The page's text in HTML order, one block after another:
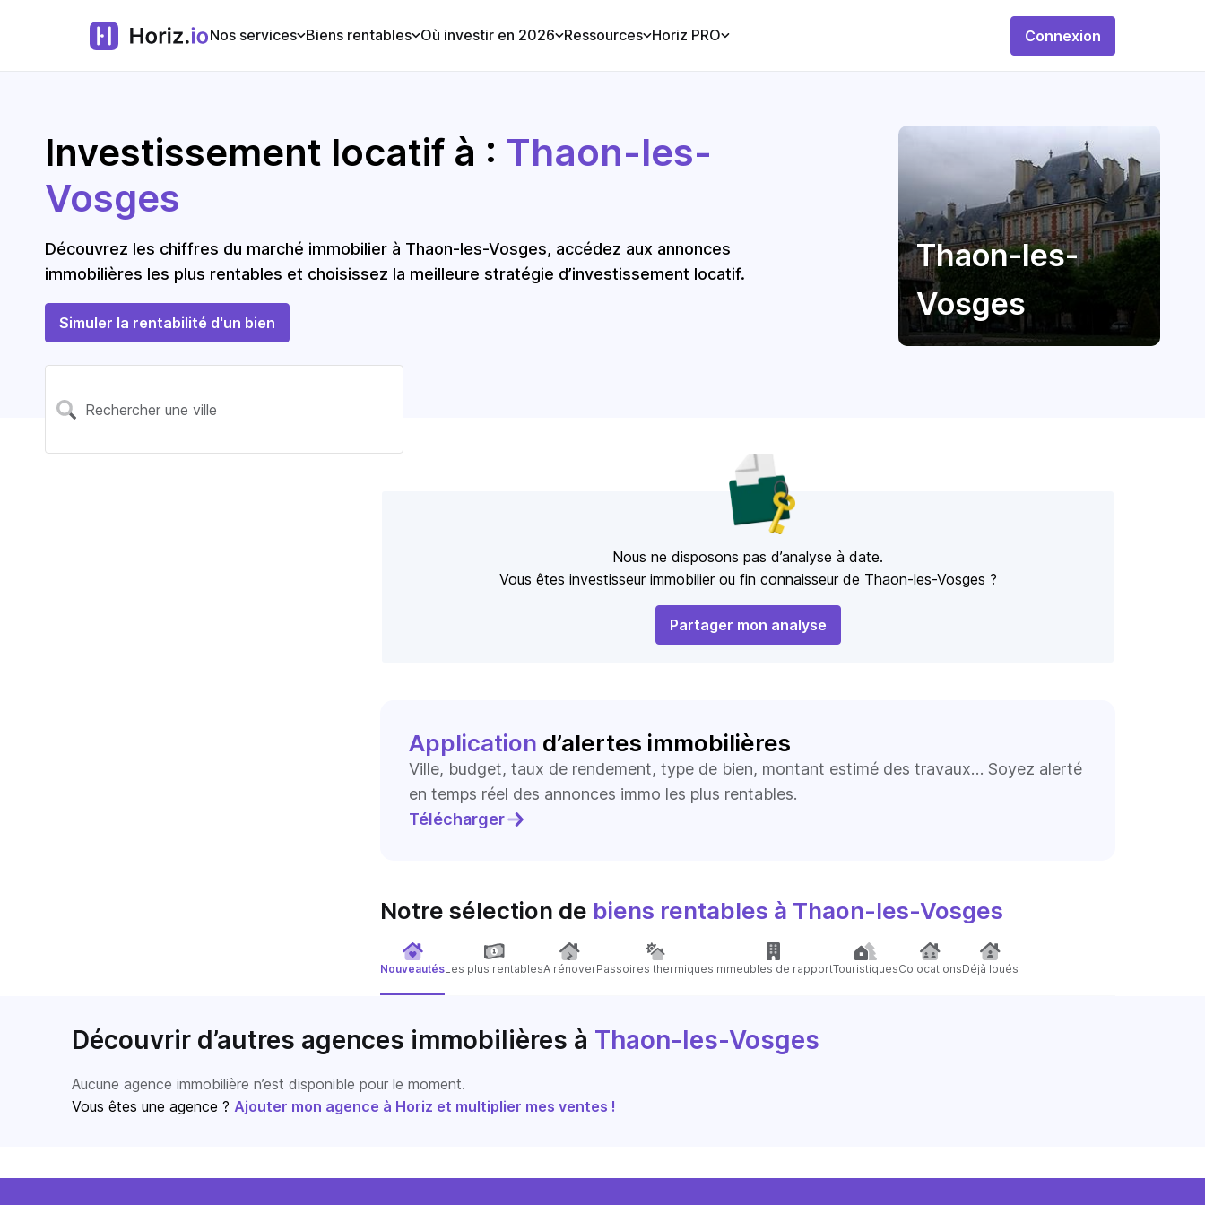
Nos services Biens rentables Où investir en 2026 Ressources Horiz PRO Connexion
Investissement locatif à : Thaon-les-
Vosges
Découvrez les chiffres du marché immobilier à Thaon-les-Vosges, accédez aux annonces
immobilières les plus rentables et choisissez la meilleure stratégie d’investissement locatif.
Simuler la rentabilité d'un bien
Thaon-les-
Vosges
Nous ne disposons pas d’analyse à date.
Vous êtes investisseur immobilier ou fin connaisseur de Thaon-les-Vosges ?
Partager mon analyse
Application d’alertes immobilières
Ville, budget, taux de rendement, type de bien, montant estimé des travaux… Soyez alerté
en temps réel des annonces immo les plus rentables.
Télécharger
Notre sélection de biens rentables à Thaon-les-Vosges
NouveautésLes plus rentablesA rénoverPassoires thermiquesImmeubles de rapportTouristiquesColocationsDéjà loués
Découvrir d’autres agences immobilières à Thaon-les-Vosges
Aucune agence immobilière n’est disponible pour le moment.
Vous êtes une agence ? Ajouter mon agence à Horiz et multiplier mes ventes !